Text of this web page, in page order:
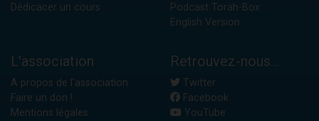
Dédicacer un cours
Podcast Torah-Box
English Version
L'association
A propos de l'association
Faire un don !
Mentions légales
Retrouvez-nous...
Twitter
Facebook
YouTube